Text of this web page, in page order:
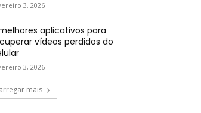
3, 2026
aplicativos para
vídeos perdidos do
3, 2026
mais